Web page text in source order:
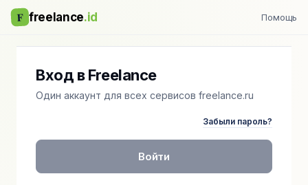
F freelance.id Помощь
Вход в Freelance
Один аккаунт для всех сервисов freelance.ru
Забыли пароль?
Войти